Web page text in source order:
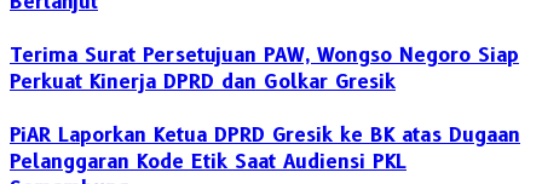
Terima Surat Persetujuan PAW, Wongso Negoro Siap
Perkuat Kinerja DPRD dan Golkar Gresik
PiAR Laporkan Ketua DPRD Gresik ke BK atas Dugaan
Pelanggaran Kode Etik Saat Audiensi PKL